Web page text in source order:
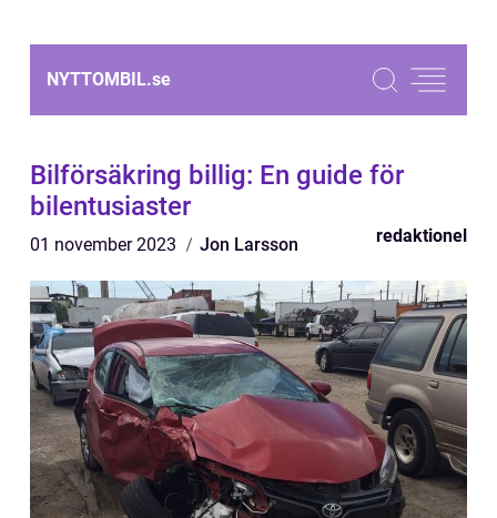
NYTTOMBIL.se
Bilförsäkring billig: En guide för
bilentusiaster
01 november 2023 Jon Larsson redaktionel